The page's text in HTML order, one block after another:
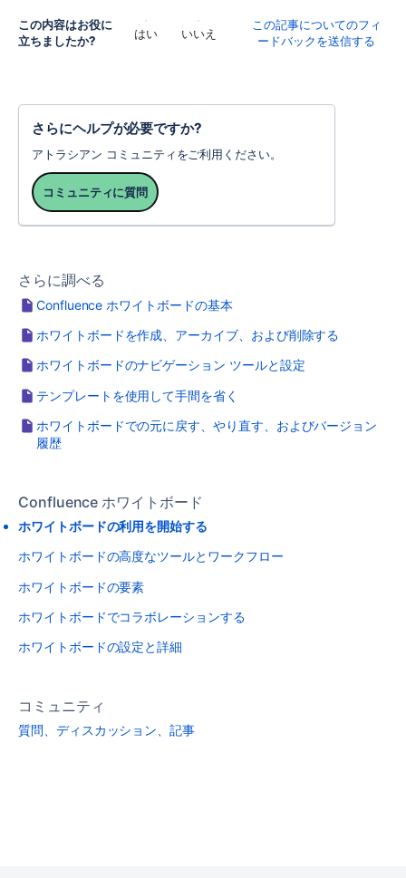
この内容はお役に
立ちましたか?
はい いいえ
この記事についてのフィ
ードバックを送信する
さらにヘルプが必要ですか?
アトラシアン コミュニティをご利用ください。
コミュニティに質問
さらに調べる
Confluence ホワイトボードの基本
ホワイトボードを作成、アーカイブ、および削除する
ホワイトボードのナビゲーション ツールと設定
テンプレートを使用して手間を省く
ホワイトボードでの元に戻す、やり直す、およびバージョン
履歴
Confluence ホワイトボード
ホワイトボードの利用を開始する
ホワイトボードの高度なツールとワークフロー
ホワイトボードの要素
ホワイトボードでコラボレーションする
ホワイトボードの設定と詳細
コミュニティ
質問、ディスカッション、記事